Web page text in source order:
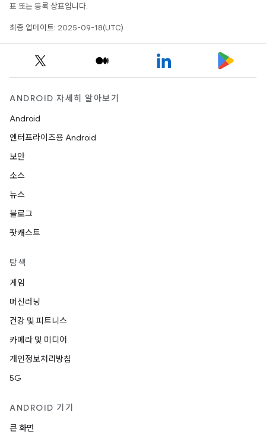
표 또는 등록 상표입니다.
최종 업데이트: 2025-09-18(UTC)
ANDROID 자세히 알아보기
Android
엔터프라이즈용 Android
보안
소스
뉴스
블로그
팟캐스트
탐색
게임
머신러닝
건강 및 피트니스
카메라 및 미디어
개인정보처리방침
5G
ANDROID 기기
큰 화면